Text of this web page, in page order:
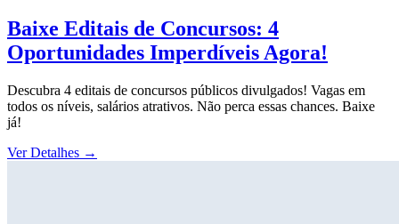
Baixe Editais de Concursos: 4
Oportunidades Imperdíveis Agora!
Descubra 4 editais de concursos públicos divulgados! Vagas em
todos os níveis, salários atrativos. Não perca essas chances. Baixe
já!
Ver Detalhes →